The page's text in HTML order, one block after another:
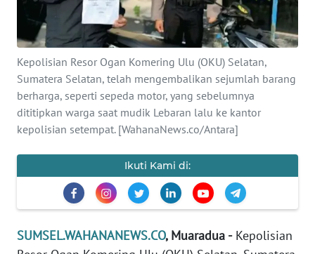
Kepolisian Resor Ogan Komering Ulu (OKU) Selatan,
Sumatera Selatan, telah mengembalikan sejumlah barang
berharga, seperti sepeda motor, yang sebelumnya
dititipkan warga saat mudik Lebaran lalu ke kantor
kepolisian setempat. [WahanaNews.co/Antara]
Ikuti Kami di:
SUMSEL.WAHANANEWS.CO, Muaradua -Kepolisian
KONTAK
KAMI
INFO
IKLAN
TENTANG
KAMI
MEDIA
REDAKSI